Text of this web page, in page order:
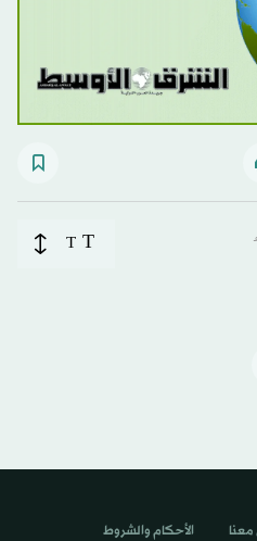
T
T
معنا الأحكام والشروط